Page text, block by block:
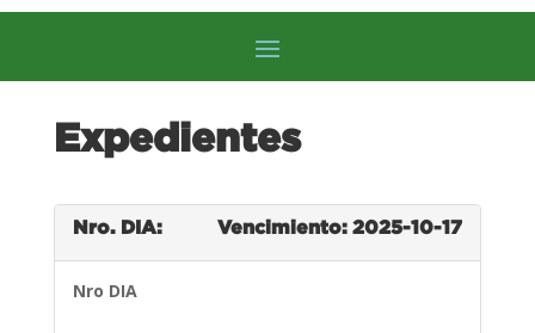
Expedientes
Nro. DIA: Vencimiento: 2025-10-17
Nro DIA